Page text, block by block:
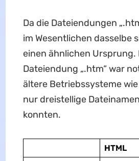
Da die Dateiendungen
im Wesentlichen dasselbe
einen ähnlichen Ursprung.
Dateiendung „.htm“ war
ältere Betriebssysteme
nur dreistellige
konnten.
HTML